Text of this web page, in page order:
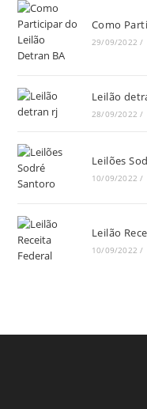
Como
29/09/2022 /
Leilão
28/09/2022 /
Leilões
10/09/2022 /
Leilão
10/09/2022 /